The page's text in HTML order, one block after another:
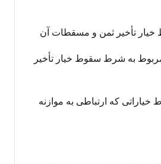
خیار تأخیر ثمن و مسقطات آن
به شرط سقوط خیار تأخیر
که ارتباطی به موازنه